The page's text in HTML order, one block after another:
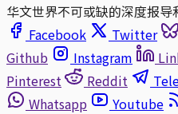
华文世界不可或缺的深度报导
Facebook
Twitter
Github
Instagram
Pinterest
Reddit
Whatsapp
Youtube